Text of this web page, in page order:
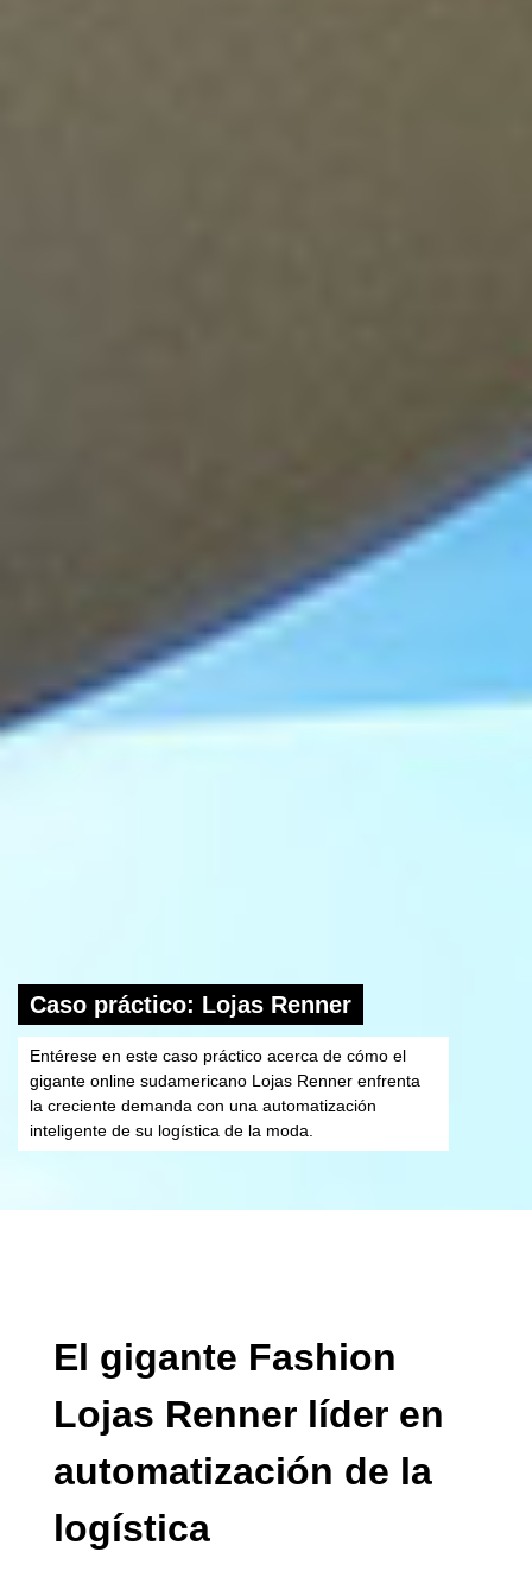
Caso práctico: Lojas Renner
Entérese en este caso práctico acerca de cómo el
gigante online sudamericano Lojas Renner enfrenta
la creciente demanda con una automatización
inteligente de su logística de la moda.
El gigante Fashion
Lojas Renner líder en
automatización de la
logística